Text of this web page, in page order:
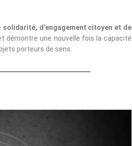
solidarité, d’engagement citoyen et de
démontre une nouvelle fois la capacité
porteurs de sens.